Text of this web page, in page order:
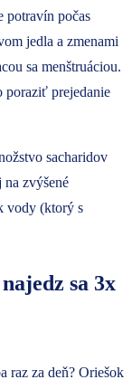
potravín počas
jedla a zmenami
sa menštruáciou.
sacharidov
na zvýšené
vody (ktorý s
sa 3x
raz za deň? Oriešok